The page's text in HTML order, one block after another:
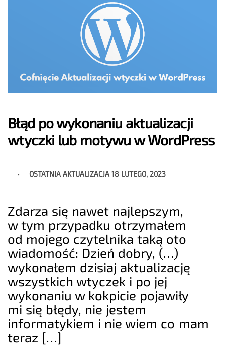
Błąd po wykonaniu aktualizacji
wtyczki lub motywu w WordPress
OSTATNIA AKTUALIZACJA18 LUTEGO, 2023
Zdarza się nawet najlepszym,
w tym przypadku otrzymałem
od mojego czytelnika taką oto
wiadomość: Dzień dobry, (…)
wykonałem dzisiaj aktualizację
wszystkich wtyczek i po jej
wykonaniu w kokpicie pojawiły
mi się błędy, nie jestem
informatykiem i nie wiem co mam
teraz […]